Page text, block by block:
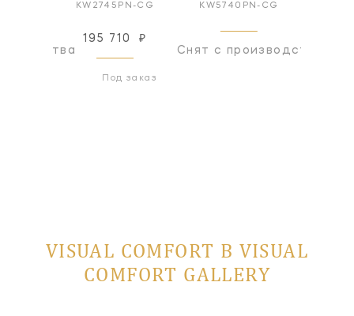
KW2745PN-CG
195 710 ₽
Под заказ
KW5740PN-CG
Снят с производстваСнят с
VISUAL COMFORT В VISUAL
COMFORT GALLERY